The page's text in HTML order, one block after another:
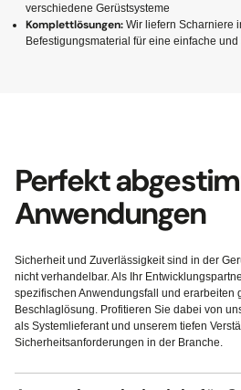
verschiedene Gerüstsysteme
Komplettlösungen: Wir liefern Scharniere
Befestigungsmaterial für eine einfache
Perfekt
Anwendungen
Sicherheit und Zuverlässigkeit sind in der
nicht verhandelbar. Als Ihr
spezifischen Anwendungsfall und erarbeiten
Beschlaglösung. Profitieren Sie dabei von
als Systemlieferant und unserem tiefen
Sicherheitsanforderungen in der Branche.